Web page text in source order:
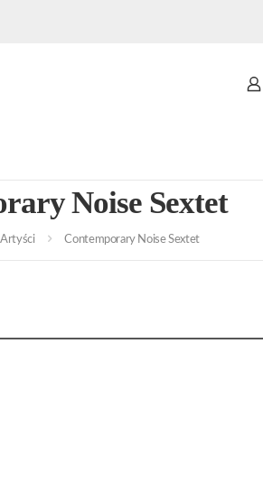
Noise Sextet
Artyści Contemporary Noise Sextet